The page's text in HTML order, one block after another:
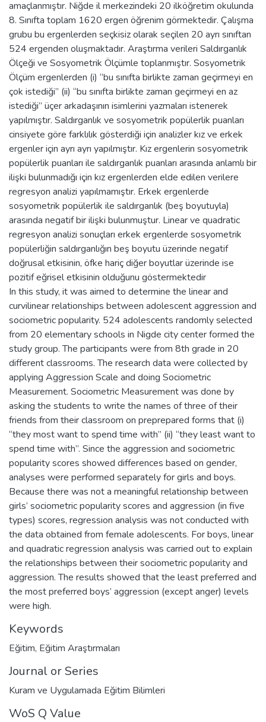
amaçlanmıştır. Niğde il merkezindeki 20 ilköğretim okulunda
8. Sınıfta toplam 1620 ergen öğrenim görmektedir. Çalışma
grubu bu ergenlerden seçkisiz olarak seçilen 20 ayrı sınıftan
524 ergenden oluşmaktadır. Araştırma verileri Saldırganlık
Ölçeği ve Sosyometrik Ölçümle toplanmıştır. Sosyometrik
Ölçüm ergenlerden (i) “bu sınıfta birlikte zaman geçirmeyi en
çok istediği” (ii) “bu sınıfta birlikte zaman geçirmeyi en az
istediği” üçer arkadaşının isimlerini yazmaları istenerek
yapılmıştır. Saldırganlık ve sosyometrik popülerlik puanları
cinsiyete göre farklılık gösterdiği için analizler kız ve erkek
ergenler için ayrı ayrı yapılmıştır. Kız ergenlerin sosyometrik
popülerlik puanları ile saldırganlık puanları arasında anlamlı bir
ilişki bulunmadığı için kız ergenlerden elde edilen verilere
regresyon analizi yapılmamıştır. Erkek ergenlerde
sosyometrik popülerlik ile saldırganlık (beş boyutuyla)
arasında negatif bir ilişki bulunmuştur. Linear ve quadratic
regresyon analizi sonuçları erkek ergenlerde sosyometrik
popülerliğin saldırganlığın beş boyutu üzerinde negatif
doğrusal etkisinin, öfke hariç diğer boyutlar üzerinde ise
pozitif eğrisel etkisinin olduğunu göstermektedir
In this study, it was aimed to determine the linear and
curvilinear relationships between adolescent aggression and
sociometric popularity. 524 adolescents randomly selected
from 20 elementary schools in Nigde city center formed the
study group. The participants were from 8th grade in 20
different classrooms. The research data were collected by
applying Aggression Scale and doing Sociometric
Measurement. Sociometric Measurement was done by
asking the students to write the names of three of their
friends from their classroom on preprepared forms that (i)
“they most want to spend time with” (ii) “they least want to
spend time with”. Since the aggression and sociometric
popularity scores showed differences based on gender,
analyses were performed separately for girls and boys.
Because there was not a meaningful relationship between
girls’ sociometric popularity scores and aggression (in five
types) scores, regression analysis was not conducted with
the data obtained from female adolescents. For boys, linear
and quadratic regression analysis was carried out to explain
the relationships between their sociometric popularity and
aggression. The results showed that the least preferred and
the most preferred boys’ aggression (except anger) levels
were high.
Keywords
Eğitim, Eğitim Araştırmaları
Journal or Series
Kuram ve Uygulamada Eğitim Bilimleri
WoS Q Value